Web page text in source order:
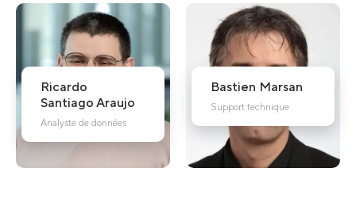
Ricardo
Santiago Araujo
Analyste de données
Bastien Marsan
Support technique